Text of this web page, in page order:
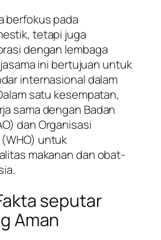
berfokus pada
tetapi juga
dengan lembaga
ini bertujuan untuk
internasional dalam
satu kesempatan,
sama dengan Badan
dan Organisasi
untuk
makanan dan obat-
seputar
Aman